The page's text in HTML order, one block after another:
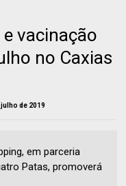
vacinação
no Caxias
de 2019
em parceria
Patas, promoverá